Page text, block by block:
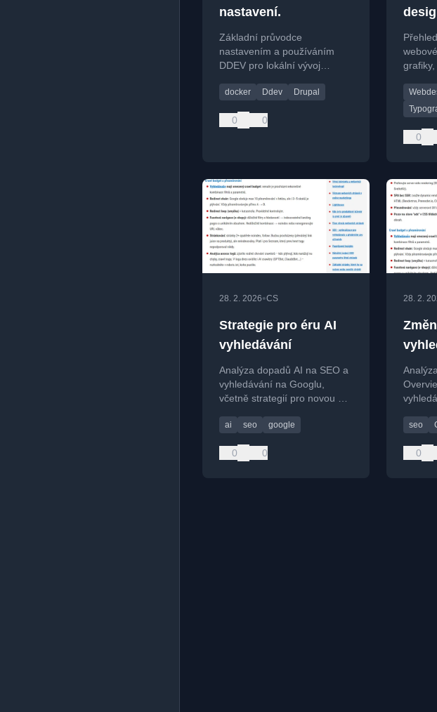
nastavení.
Základní průvodce
nastavením a používáním
DDEV pro lokální vývoj
včetně práce s Drupal CMS.
docker Ddev Drupal
0 0
0
28. 2. 2026•CS
Strategie pro éru AI
vyhledávání
Analýza dopadů AI na SEO a
vyhledávání na Googlu,
včetně strategií pro novou éru
ai seo google
0 0
28. 2.
AI
seo
0